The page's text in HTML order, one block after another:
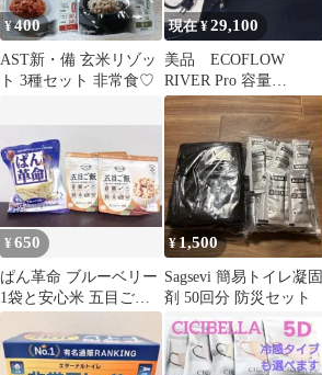
¥400
AST新・備 玄米リゾッ
ト 3種セット 非常食♡
現在 ¥29,100
美品 ECOFLOW
RIVER Pro 容量
720Wh/200,000mAh
¥650
ぱん革命 ブルーベリー
1袋と安心米 五目ご飯2
袋セット 非常食 防災食
食品
¥1,500
Sagsevi 簡易トイレ凝固
剤 50回分 防災セット